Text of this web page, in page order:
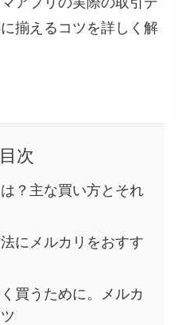
揃えるコツを詳しく解
目次
？主な買い方とそれ
にメルカリをおすす
買うために。メルカ